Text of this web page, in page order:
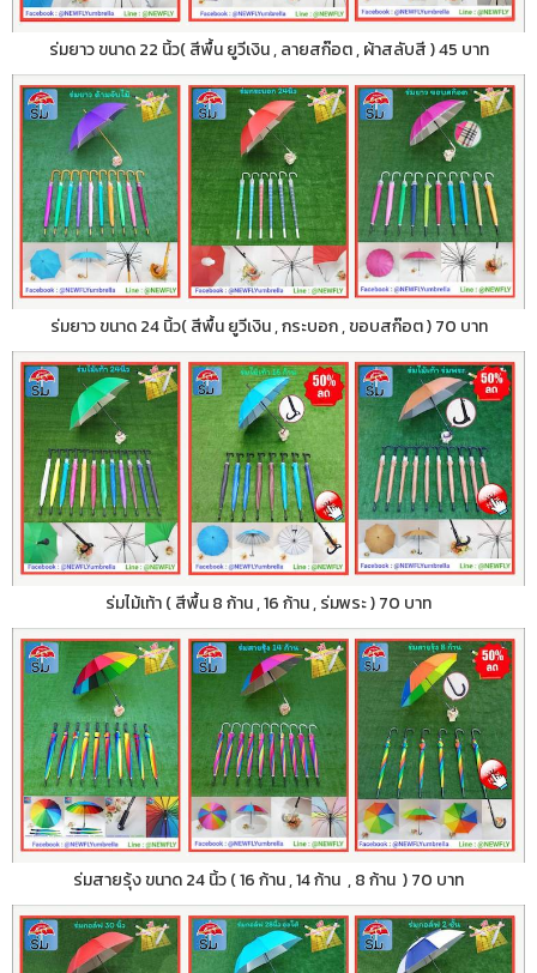
ร่มยาว ขนาด 22 นิ้ว( สีพื้น ยูวีเงิน , ลายสก๊อต , ผ้าสลับสี ) 45 บาท
ร่มยาว ขนาด 24 นิ้ว( สีพื้น ยูวีเงิน , กระบอก , ขอบสก๊อต ) 70 บาท
ร่มไม้เท้า ( สีพื้น 8 ก้าน , 16 ก้าน , ร่มพระ ) 70 บาท
ร่มสายรุ้ง ขนาด 24 นิ้ว ( 16 ก้าน , 14 ก้าน , 8 ก้าน ) 70 บาท